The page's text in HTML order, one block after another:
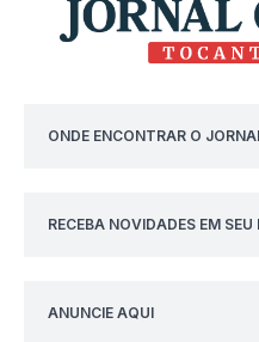
ONDE ENCONTRAR O
RECEBA NOVIDADES EM SEU
ANUNCIE AQUI